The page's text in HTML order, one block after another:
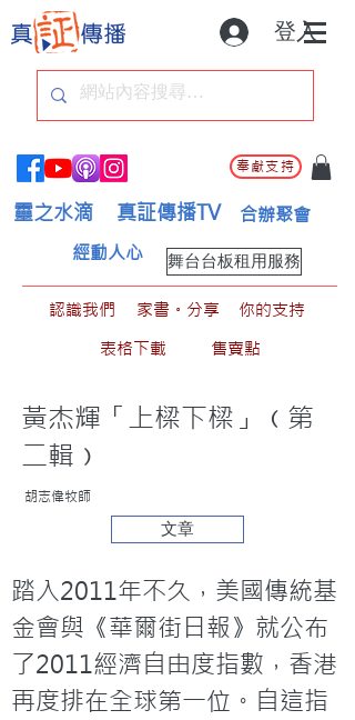
登入
奉獻支持
靈之水滴 真証傳播TV 合辦聚會
舞台台板租用服務
經動人心
認識我們 家書。分享
你的支持
表格下載
售賣點
黃杰輝「上樑下樑」﹙第
二輯﹚
胡志偉牧師
文章
踏入2011年不久，美國傳統基
金會與《華爾街日報》就公布
了2011經濟自由度指數，香港
再度排在全球第一位。自這指